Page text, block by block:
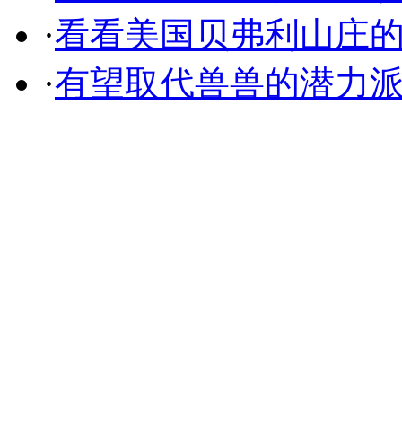
·看看美国贝弗利山庄
·有望取代兽兽的潜力